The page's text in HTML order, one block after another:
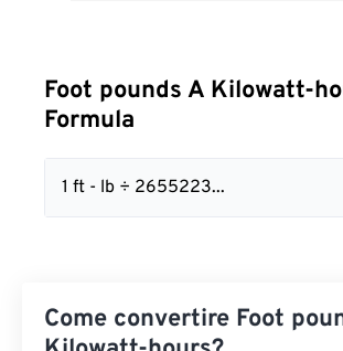
Foot pounds A Kilowatt-
Formula
1 ft - lb ÷ 2655223...
Come convertire Foot